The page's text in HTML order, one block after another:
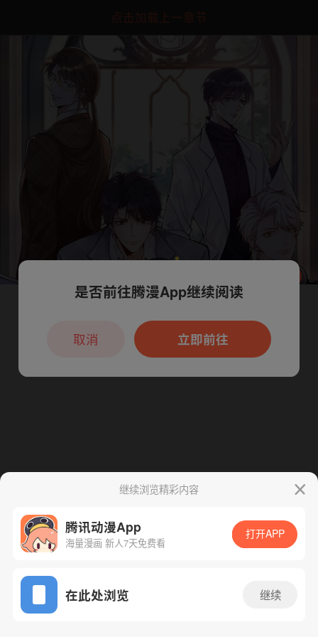
点击加载上一章节
App免费看
腾漫App免费看
继续浏览精彩内容
腾讯动漫App
海量漫画 新人7天免费看
打开APP
在此处浏览 继续
本章节仅支持App阅读，可打开App新用
户7天免费看
是否前往腾漫App继续阅读
立即前往
取消